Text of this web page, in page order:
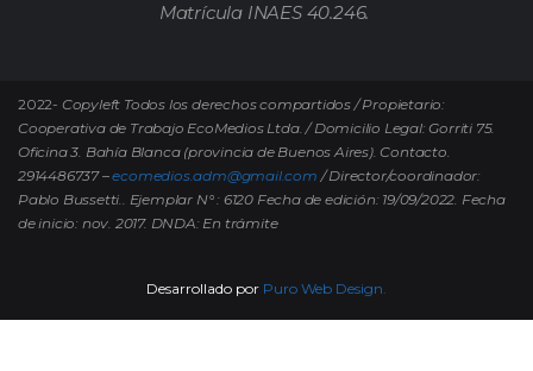
Matrícula INAES 40.246.
2022- Copyleft Todos los derechos compartidos / Propietario:
Cooperativa de Trabajo EcoMedios Ltda. / Domicilio Legal: Gorriti 75.
Oficina 3. Bahía Blanca (provincia de Buenos Aires). Contacto.
2914486737 –ecomedios.adm@gmail.com / Director/coordinador:
Pablo Bussetti.. Ejemplar N° : 6120 Fecha de edición: 19/09/2022. Fecha
de inicio: nov. 2017. DNDA: En trámite
Desarrollado por Puro Web Design.